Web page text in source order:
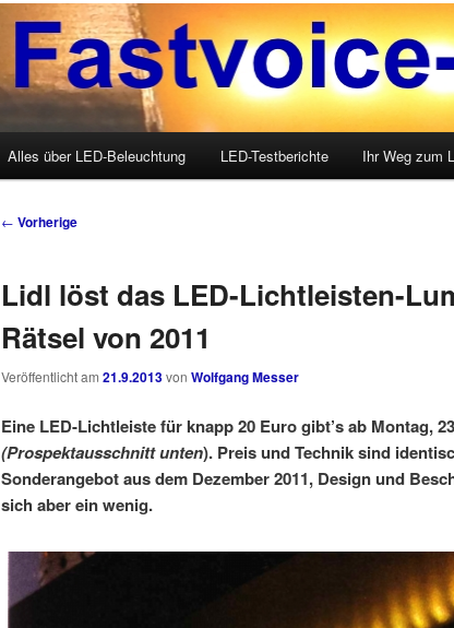
Fastvoice-Blog
Wolfgang Messer über LED, OLED, Medien und mehr
Hauptmenü
Zum Inhalt wechseln
Zum sekundären Inhalt wechseln
Alles über LED-Beleuchtung LED-Testberichte Ihr Weg zum
Beitrags-Navigation
← Vorherige
Lidl löst das LED-Lichtleisten-
Rätsel von 2011
Veröffentlicht am 21.9.2013von Wolfgang Messer
Eine LED-Lichtleiste für knapp 20 Euro gibt’s ab Montag,
(Prospektausschnitt unten). Preis und Technik sind
Sonderangebot aus dem Dezember 2011, Design und
sich aber ein wenig.